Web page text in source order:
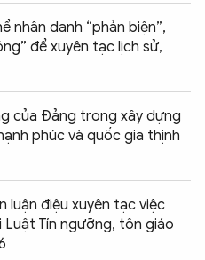
nhân danh “phản biện”,
để xuyên tạc lịch sử,
của Đảng trong xây dựng
phúc và quốc gia thịnh
luận điệu xuyên tạc việc
Luật Tín ngưỡng, tôn giáo